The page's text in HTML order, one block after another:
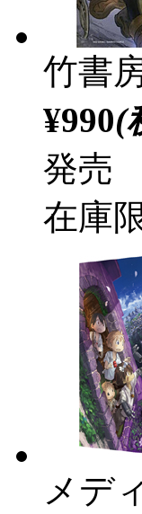
竹書
¥990(
発売
在庫
メデ